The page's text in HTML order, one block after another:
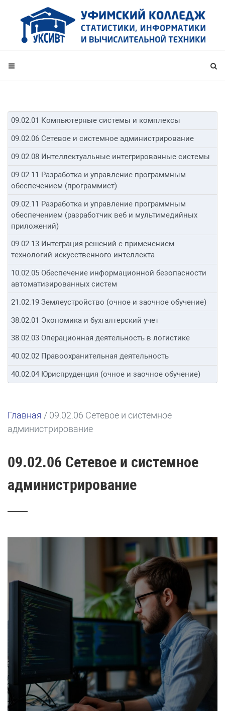
09.02.01 Компьютерные системы и комплексы
09.02.06 Сетевое и системное администрирование
09.02.08 Интеллектуальные интегрированные системы
09.02.11 Разработка и управление программным
обеспечением (программист)
09.02.11 Разработка и управление программным
обеспечением (разработчик веб и мультимедийных
приложений)
09.02.13 Интеграция решений с применением
технологий искусственного интеллекта
10.02.05 Обеспечение информационной безопасности
автоматизированных систем
21.02.19 Землеустройство (очное и заочное обучение)
38.02.01 Экономика и бухгалтерский учет
38.02.03 Операционная деятельность в логистике
40.02.02 Правоохранительная деятельность
40.02.04 Юриспруденция (очное и заочное обучение)
Главная / 09.02.06 Сетевое и системное
администрирование
09.02.06 Сетевое и системное
администрирование